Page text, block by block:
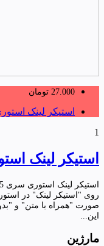
27.000 تومان
استیکر لینک
1
استیکر لینک
روی "استیکر لینک" در
صورت "همراه با متن" و
این...
مارژین